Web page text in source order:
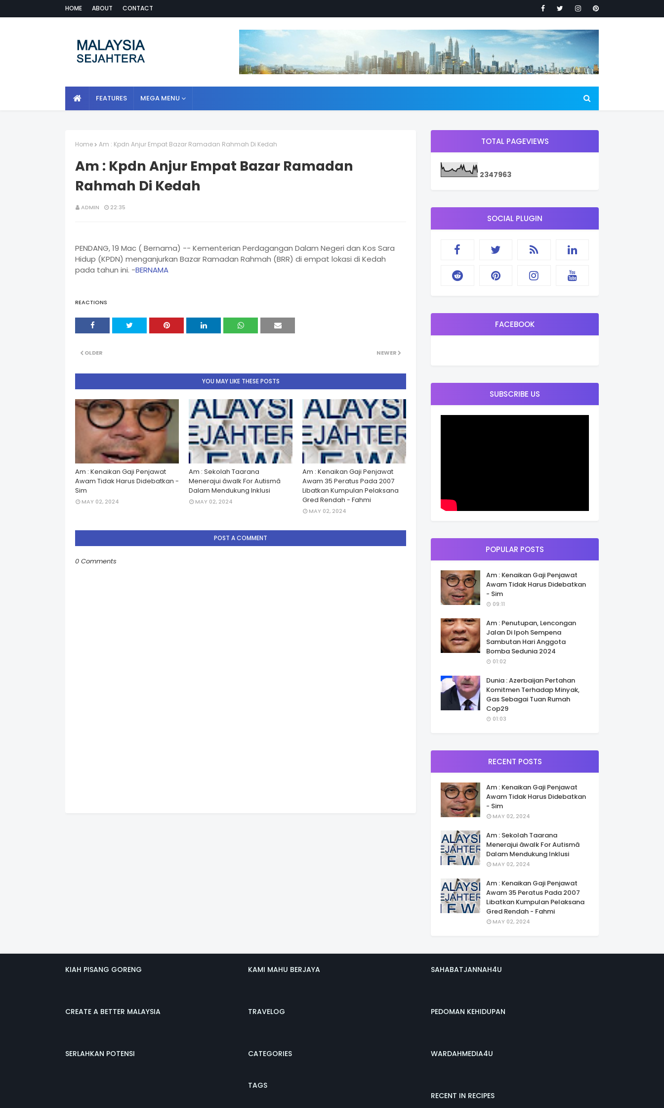
HOME ABOUT CONTACT
FEATURES MEGA MENU
Home Am : Kpdn Anjur Empat Bazar Ramadan Rahmah Di Kedah
Am : Kpdn Anjur Empat Bazar Ramadan
Rahmah Di Kedah
ADMIN 22:35
PENDANG, 19 Mac ( Bernama) -- Kementerian Perdagangan Dalam Negeri dan Kos Sara
Hidup (KPDN) menganjurkan Bazar Ramadan Rahmah (BRR) di empat lokasi di Kedah
pada tahun ini. -BERNAMA
REACTIONS
NEWER
OLDER
YOU MAY LIKE THESE POSTS
Am : Kenaikan Gaji Penjawat
Awam Tidak Harus Didebatkan -
Sim
MAY 02, 2024
Am : Sekolah Taarana
Menerajui âwalk For Autismâ
Dalam Mendukung Inklusi
MAY 02, 2024
Am : Kenaikan Gaji Penjawat
Awam 35 Peratus Pada 2007
Libatkan Kumpulan Pelaksana
Gred Rendah - Fahmi
MAY 02, 2024
POST A COMMENT
0 Comments
TOTAL PAGEVIEWS
2347963
SOCIAL PLUGIN
FACEBOOK
SUBSCRIBE US
POPULAR POSTS
Am : Kenaikan Gaji Penjawat
Awam Tidak Harus Didebatkan
- Sim
09:11
Am : Penutupan, Lencongan
Jalan Di Ipoh Sempena
Sambutan Hari Anggota
Bomba Sedunia 2024
01:02
Dunia : Azerbaijan Pertahan
Komitmen Terhadap Minyak,
Gas Sebagai Tuan Rumah
Cop29
01:03
RECENT POSTS
Am : Kenaikan Gaji Penjawat
Awam Tidak Harus Didebatkan
- Sim
MAY 02, 2024
Am : Sekolah Taarana
Menerajui âwalk For Autismâ
Dalam Mendukung Inklusi
MAY 02, 2024
Am : Kenaikan Gaji Penjawat
Awam 35 Peratus Pada 2007
Libatkan Kumpulan Pelaksana
Gred Rendah - Fahmi
MAY 02, 2024
KIAH PISANG GORENG
CREATE A BETTER MALAYSIA
SERLAHKAN POTENSI
KAMI MAHU BERJAYA
TRAVELOG
CATEGORIES
TAGS
SAHABATJANNAH4U
PEDOMAN KEHIDUPAN
WARDAHMEDIA4U
RECENT IN RECIPES